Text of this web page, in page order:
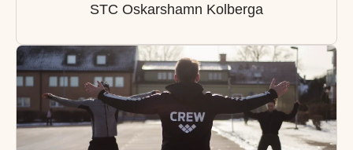
STC Oskarshamn Kolberga